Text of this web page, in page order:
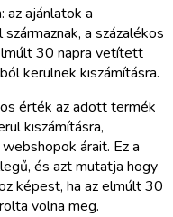
az ajánlatok a
a százalékos
30 napra vetített
kerülnek kiszámításra.
érték az adott termék
kiszámításra,
árait. Ez a
és azt mutatja hogy
képest, ha az elmúlt 30
volna meg.